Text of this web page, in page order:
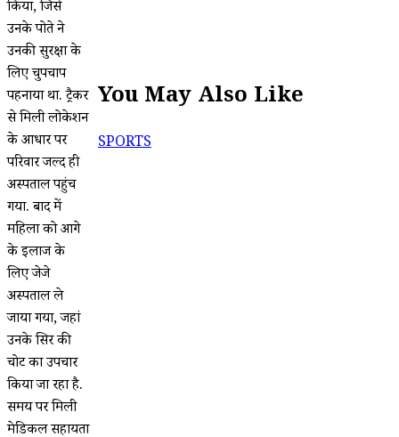
किया, जिसे
उनके पोते ने
उनकी सुरक्षा के
लिए चुपचाप
पहनाया था. ट्रैकर
से मिली लोकेशन
के आधार पर
परिवार जल्द ही
अस्पताल पहुंच
गया. बाद में
महिला को आगे
के इलाज के
लिए जेजे
अस्पताल ले
जाया गया, जहां
उनके सिर की
चोट का उपचार
किया जा रहा है.
समय पर मिली
मेडिकल सहायता
You May Also Like
SPORTS